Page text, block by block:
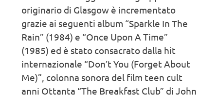
originario di Glasgow è incrementato
grazie ai seguenti album “Sparkle In The
Rain” (1984) e “Once Upon A Time”
(1985) ed è stato consacrato dalla hit
internazionale “Don’t You (Forget About
Me)”, colonna sonora del film teen cult
anni Ottanta “The Breakfast Club” di John